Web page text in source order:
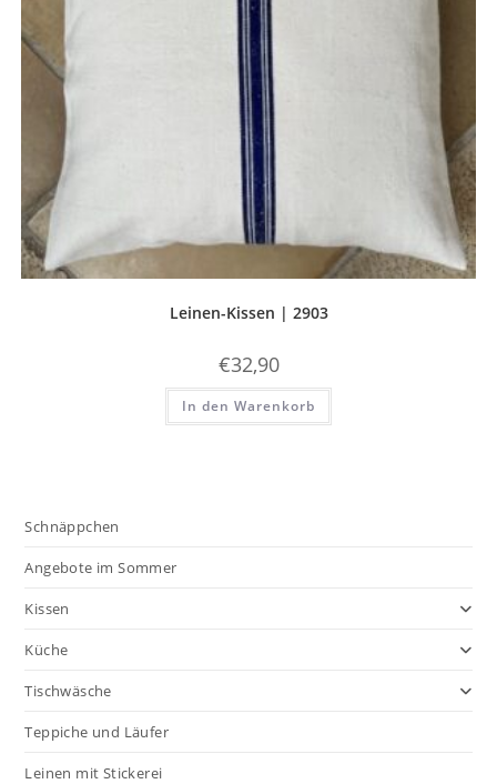
Leinen-Kissen | 2903
€32,90
In den Warenkorb
Schnäppchen
Angebote im Sommer
Kissen
Küche
Tischwäsche
Teppiche und Läufer
Leinen mit Stickerei